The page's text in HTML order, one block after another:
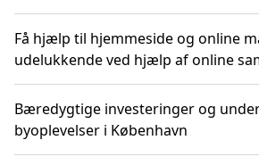
Få hjælp til hjemmeside og online
udelukkende ved hjælp af online
Bæredygtige investeringer og
byoplevelser i København